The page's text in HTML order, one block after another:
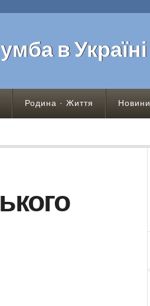
в Україні
Родина · Життя Новини